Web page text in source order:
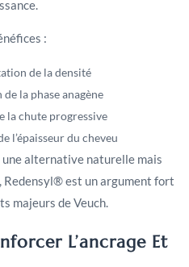
:
de la densité
la phase anagène
la chute progressive
l’épaisseur du cheveu
une alternative naturelle mais
est un argument fort
majeurs de Veuch.
L’ancrage Et